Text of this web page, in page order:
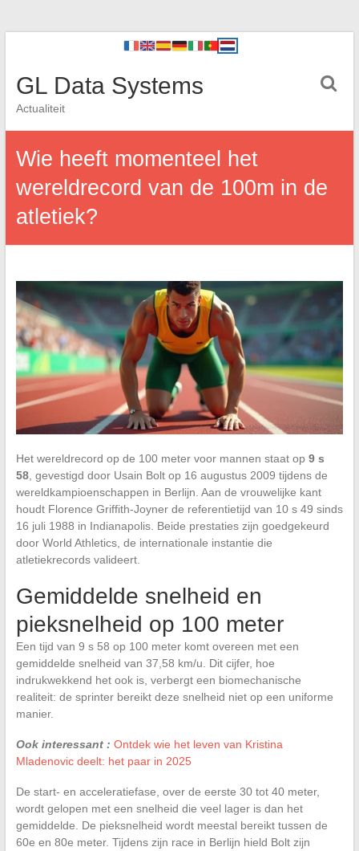
GL Data Systems
Actualiteit
Wie heeft momenteel het
wereldrecord van de 100m in de
atletiek?
Het wereldrecord op de 100 meter voor mannen staat op 9 s
58, gevestigd door Usain Bolt op 16 augustus 2009 tijdens de
wereldkampioenschappen in Berlijn. Aan de vrouwelijke kant
houdt Florence Griffith-Joyner de referentietijd van 10 s 49 sinds
16 juli 1988 in Indianapolis. Beide prestaties zijn goedgekeurd
door World Athletics, de internationale instantie die
atletiekrecords valideert.
Gemiddelde snelheid en
pieksnelheid op 100 meter
Een tijd van 9 s 58 op 100 meter komt overeen met een
gemiddelde snelheid van 37,58 km/u. Dit cijfer, hoe
indrukwekkend het ook is, verbergt een biomechanische
realiteit: de sprinter bereikt deze snelheid niet op een uniforme
manier.
Ook interessant : Ontdek wie het leven van Kristina
Mladenovic deelt: het paar in 2025
De start- en acceleratiefase, over de eerste 30 tot 40 meter,
wordt gelopen met een snelheid die veel lager is dan het
gemiddelde. De pieksnelheid wordt meestal bereikt tussen de
60e en 80e meter. Tijdens zijn race in Berlijn hield Bolt zijn